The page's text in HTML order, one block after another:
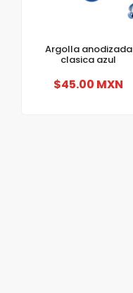
Argolla anodizada
clasica azul
$45.00 MXN